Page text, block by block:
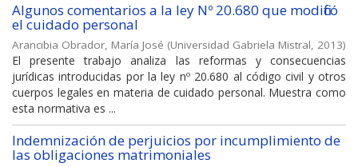
Algunos comentarios a la ley Nº 20.680 que modificó
el cuidado personal
Arancibia Obrador, María José (Universidad Gabriela Mistral, 2013)
El presente trabajo analiza las reformas y consecuencias
jurídicas introducidas por la ley nº 20.680 al código civil y otros
cuerpos legales en materia de cuidado personal. Muestra como
esta normativa es ...
Indemnización de perjuicios por incumplimiento de
las obligaciones matrimoniales